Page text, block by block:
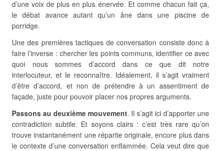
d’une voix de plus en plus énervée. Et comme chacun fait ça,
le débat avance autant qu’un âne dans une piscine de
porridge.
Une des premières tactiques de conversation consiste donc à
faire l’inverse : chercher les points communs, identifier ce avec
quoi nous sommes d’accord dans ce que dit notre
interlocuteur, et le reconnaître. Idéalement, il s’agit vraiment
d’être d’accord, et non de prétendre à un assentiment de
façade, juste pour pouvoir placer nos propres arguments.
Passons au deuxième mouvement. Il s’agit ici d’apporter une
contradiction subtile. Et soyons clairs : c’est très rare qu’on
trouve instantanément une répartie originale, encore plus dans
le contexte d’une conversation enflammée. Cela veut dire que